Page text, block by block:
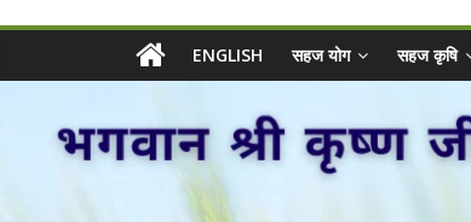
ENGLISH सहज योग सहज कृषि